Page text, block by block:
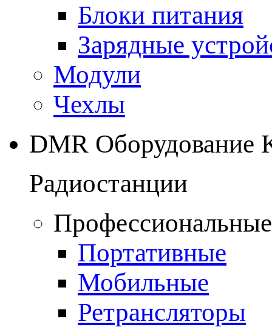
Блоки питания
Зарядные
Модули
Чехлы
DMR Оборудование
Радиостанции
Портативные
Мобильные
Ретрансляторы